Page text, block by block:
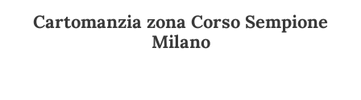
Cartomanzia zona Corso Sempione
Milano